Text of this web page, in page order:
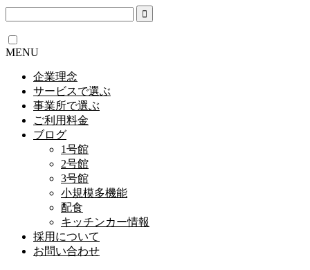
MENU
企業理念
サービスで選ぶ
事業所で選ぶ
ご利用料金
ブログ
1号館
2号館
3号館
小規模多機能
配食
キッチンカー情報
採用について
お問い合わせ